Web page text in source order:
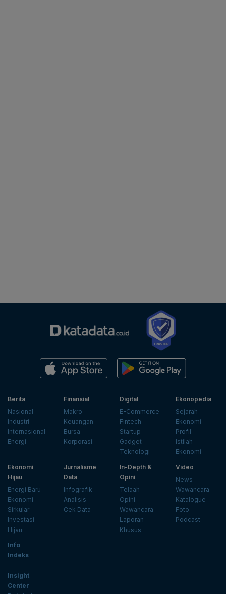
Berita
Nasional
Industri
Internasional
Energi
Finansial
Makro
Keuangan
Bursa
Korporasi
Digital
E-Commerce
Fintech
Startup
Gadget
Teknologi
Ekonopedia
Sejarah
Ekonomi
Profil
Istilah
Ekonomi
Ekonomi
Hijau
Energi Baru
Ekonomi
Sirkular
Investasi
Hijau
Jurnalisme
Data
Infografik
Analisis
Cek Data
In-Depth &
Opini
Telaah
Opini
Wawancara
Laporan
Khusus
Video
News
Wawancara
Katalogue
Foto
Podcast
Info
Indeks
Insight
Center